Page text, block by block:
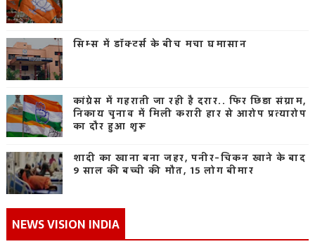
सिम्स में डॉक्टर्स के बीच मचा घमासान
कांग्रेस में गहराती जा रही है दरार.. फिर छिड़ा संग्राम,
निकाय चुनाव में मिली करारी हार से आरोप प्रत्यारोप
का दौर हुआ शुरू
शादी का खाना बना जहर, पनीर-चिकन खाने के बाद
9 साल की बच्ची की मौत, 15 लोग बीमार
NEWS VISION INDIA